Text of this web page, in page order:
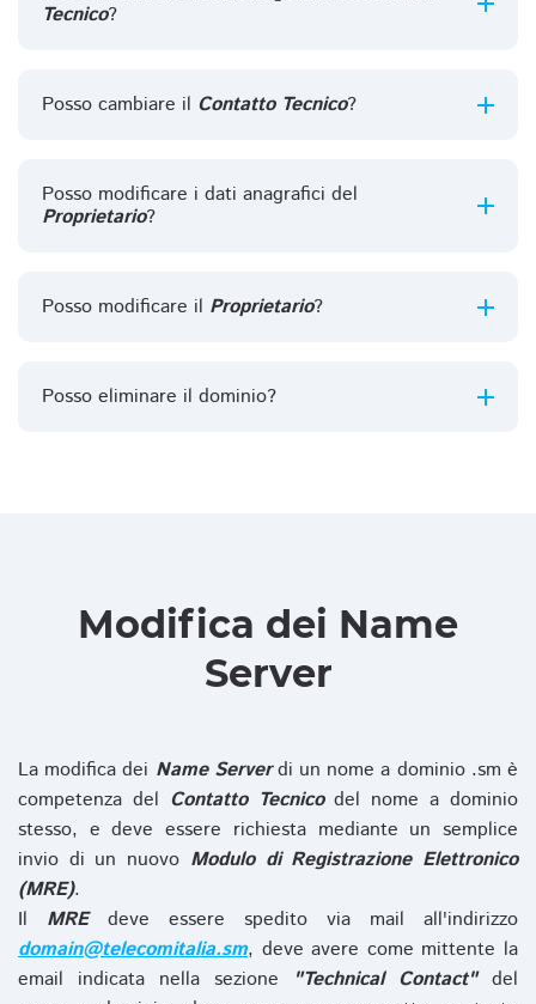
Tecnico?
Posso cambiare il Contatto Tecnico?
Posso modificare i dati anagrafici del
Proprietario?
Posso modificare il Proprietario?
Posso eliminare il dominio?
Modifica dei Name
Server
La modifica dei Name Serverdi un nome a dominio .sm è
competenza del Contatto Tecnicodel nome a dominio
stesso, e deve essere richiesta mediante un semplice
invio di un nuovo Modulo di Registrazione Elettronico
(MRE).
Il MREdeve essere spedito via mail all'indirizzo
domain@telecomitalia.sm, deve avere come mittente la
email indicata nella sezione
"Technical Contact"del